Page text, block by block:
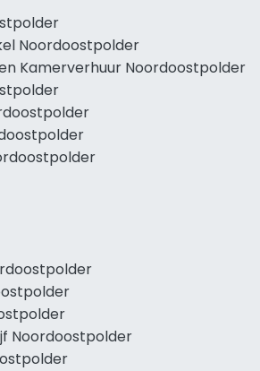
Noordoostpolder
Kamerverhuur Noordoostpolder
Noordoostpolder